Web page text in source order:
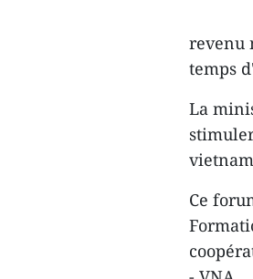
revenu
temps
L​a
Ce